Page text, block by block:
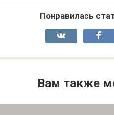
Понравилась
Вам также